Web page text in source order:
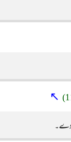
↖
دے۔